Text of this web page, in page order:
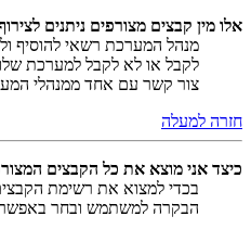
אלו מין קבצים מצורפים ניתנים
מנהל המערכת רשאי להוסיף
לקבל או לא לקבל למערכת
צור קשר עם אחד ממנהלי
חזרה למעלה
כיצד אני מוצא את כל הקבצים
בכדי למצוא את רשימת
הבקרה למשתמש ובחר